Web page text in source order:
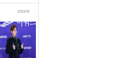
more